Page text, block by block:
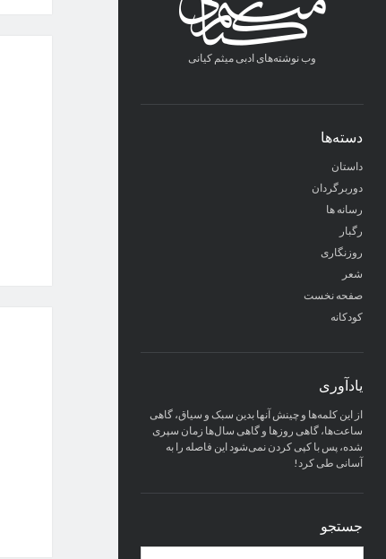
وب نوشته‌های ادبی میثم کیانی
دسته‌ها
داستان
دوربرگردان
رسانه ها
رگبار
روزنگاری
شعر
صفحه نخست
کودکانه
يادآوری
از اين كلمه‌ها و چينش آنها بدين سبک و سياق، گاهی
ساعت‌ها، گاهی روزها و گاهی سال‌ها زمان سپری
شده، پس با کپی کردن نمی‌شود اين فاصله را به
آسانی طی کرد!
جستجو